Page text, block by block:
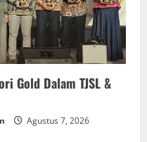
Gold Dalam TJSL &
Agustus 7, 2026